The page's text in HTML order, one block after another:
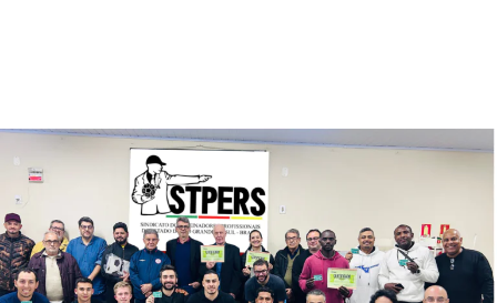
contato, e assim a gente
iniciou”, explica Rafael.
Ele também é técnico da Agafuc, equipe hexacampeã
brasileira onde joga Ricardinho, eleito três vezes o
melhor paratleta do mundo na modalidade.